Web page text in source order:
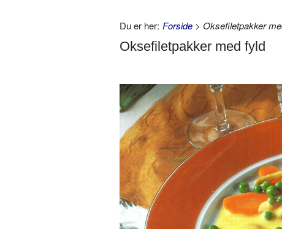
Du er her: Forside > Oksefiletpakker
Oksefiletpakker med fyld